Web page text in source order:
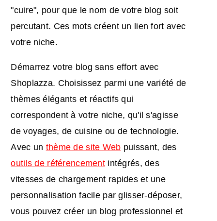
"cuire", pour que le nom de votre blog soit
percutant. Ces mots créent un lien fort avec
votre niche.
Démarrez votre blog sans effort avec
Shoplazza. Choisissez parmi une variété de
thèmes élégants et réactifs qui
correspondent à votre niche, qu'il s'agisse
de voyages, de cuisine ou de technologie.
Avec un thème de site Web puissant, des
outils de référencement intégrés, des
vitesses de chargement rapides et une
personnalisation facile par glisser-déposer,
vous pouvez créer un blog professionnel et